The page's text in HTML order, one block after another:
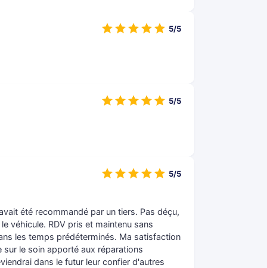
5/5
5/5
été recommandé par un tiers. Pas déçu,
véhicule. RDV pris et maintenu sans
les temps prédéterminés. Ma satisfaction
le soin apporté aux réparations
dans le futur leur confier d'autres
5/5